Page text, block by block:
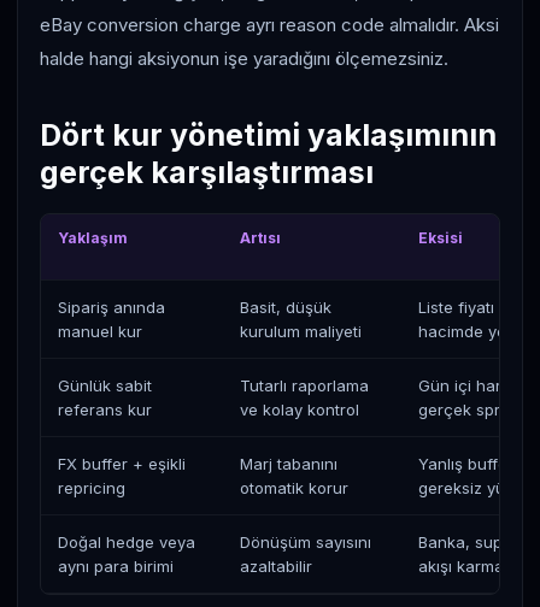
eBay conversion charge ayrı reason code almalıdır. Aksi
halde hangi aksiyonun işe yaradığını ölçemezsiniz.
Dört kur yönetimi yaklaşımının
gerçek karşılaştırması
Yaklaşım Artısı Eksisi
Sipariş anında
manuel kur
Basit, düşük
kurulum maliyeti
Liste fiyatı eski
hacimde
Günlük sabit
referans kur
Tutarlı raporlama
ve kolay kontrol
Gün içi
gerçek spread'i
FX buffer + eşikli
repricing
Marj tabanını
otomatik korur
Yanlış buffer
gereksiz
Doğal hedge veya
aynı para birimi
Dönüşüm sayısını
azaltabilir
Banka, supplier
akışı